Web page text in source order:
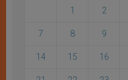
1 2
7 8 9
14 15 16